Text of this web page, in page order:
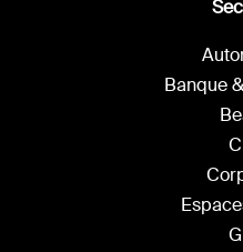
Banque